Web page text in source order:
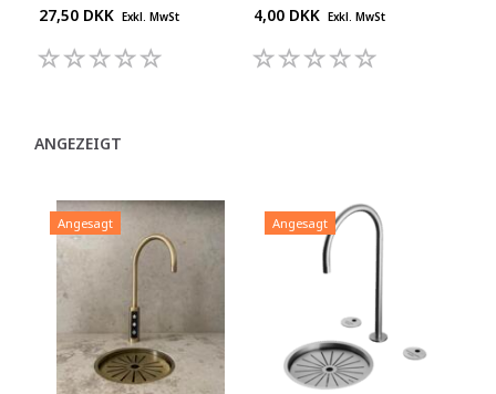
27,50 DKK Exkl. MwSt 4,00 DKK Exkl. MwSt
ANGEZEIGT
Angesagt Angesagt